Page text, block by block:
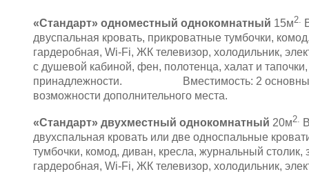
«Стандарт» одноместный однокомнатный 15м2.
двуспальная кровать, прикроватные тумбочки,
гардеробная, Wi-Fi, ЖК телевизор, холодильник,
с душевой кабиной, фен, полотенца, халат и тапочки,
принадлежности. Вместимость: 2 основных
возможности дополнительного места.
«Стандарт» двухместный однокомнатный 20м2.
двухспальная кровать или две односпальные
тумбочки, комод, диван, кресла, журнальный столик,
гардеробная, Wi-Fi, ЖК телевизор, холодильник,